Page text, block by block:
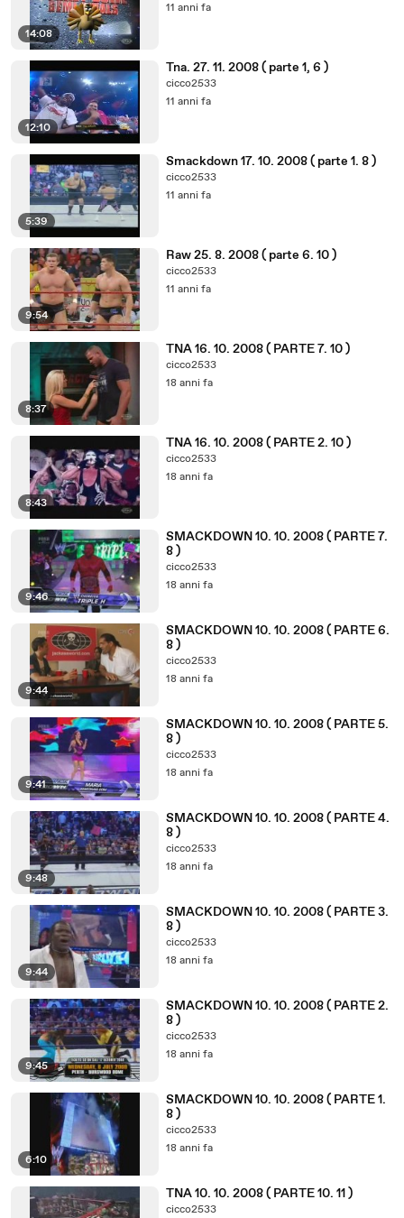
14:08
11 anni fa
12:10
Tna. 27. 11. 2008 ( parte 1, 6 )
cicco2533
11 anni fa
5:39
Smackdown 17. 10. 2008 ( parte 1. 8 )
cicco2533
11 anni fa
9:54
Raw 25. 8. 2008 ( parte 6. 10 )
cicco2533
11 anni fa
8:37
TNA 16. 10. 2008 ( PARTE 7. 10 )
cicco2533
18 anni fa
8:43
TNA 16. 10. 2008 ( PARTE 2. 10 )
cicco2533
18 anni fa
9:46
SMACKDOWN 10. 10. 2008 ( PARTE 7.
8 )
cicco2533
18 anni fa
9:44
SMACKDOWN 10. 10. 2008 ( PARTE 6.
8 )
cicco2533
18 anni fa
9:41
SMACKDOWN 10. 10. 2008 ( PARTE 5.
8 )
cicco2533
18 anni fa
9:48
SMACKDOWN 10. 10. 2008 ( PARTE 4.
8 )
cicco2533
18 anni fa
9:44
SMACKDOWN 10. 10. 2008 ( PARTE 3.
8 )
cicco2533
18 anni fa
9:45
SMACKDOWN 10. 10. 2008 ( PARTE 2.
8 )
cicco2533
18 anni fa
6:10
SMACKDOWN 10. 10. 2008 ( PARTE 1.
8 )
cicco2533
18 anni fa
TNA 10. 10. 2008 ( PARTE 10. 11 )
cicco2533